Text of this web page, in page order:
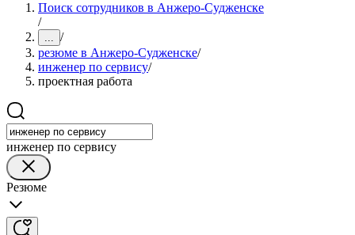
Поиск сотрудников в Анжеро-Судженске
/
... /
резюме в Анжеро-Судженске/
инженер по сервису/
проектная работа
инженер по сервису
Резюме